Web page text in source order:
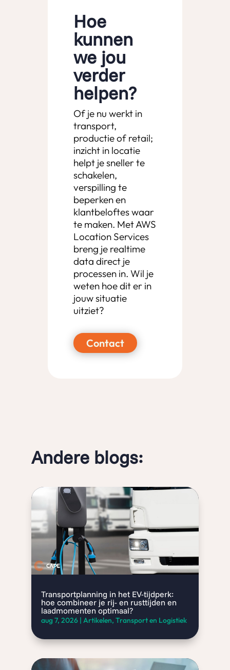
Hoe
kunnen
we jou
verder
helpen?
Of je nu werkt in
transport,
productie of retail;
inzicht in locatie
helpt je sneller te
schakelen,
verspilling te
beperken en
klantbeloftes waar
te maken. Met AWS
Location Services
breng je realtime
data direct je
processen in. Wil je
weten hoe dit er in
jouw situatie
uitziet?
Contact
Andere blogs:
Transportplanning in het EV-tijdperk:
hoe combineer je rij- en rusttijden en
laadmomenten optimaal?
aug 7, 2026| Artikelen, Transport en Logistiek